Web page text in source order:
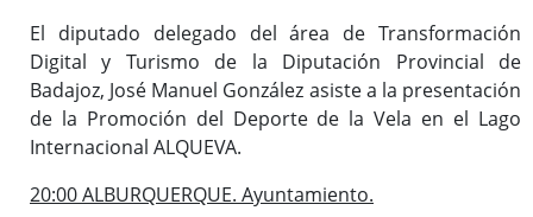
El diputado delegado del área de Transformación
Digital y Turismo de la Diputación Provincial de
Badajoz, José Manuel González asiste a la presentación
de la Promoción del Deporte de la Vela en el Lago
Internacional ALQUEVA.
20:00 ALBURQUERQUE. Ayuntamiento.